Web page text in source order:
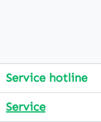
Service hotline
Service